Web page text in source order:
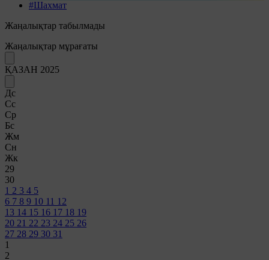
#Шахмат
Жаңалықтар табылмады
Жаңалықтар мұрағаты
ҚАЗАН 2025
Дс
Сс
Ср
Бс
Жм
Сн
Жк
29
30
1 2 3 4 5
6 7 8 9 10 11 12
13 14 15 16 17 18 19
20 21 22 23 24 25 26
27 28 29 30 31
1
2